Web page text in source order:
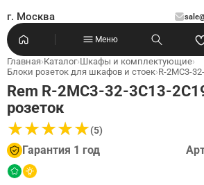
г. Москва
Меню
Главная›Каталог›Шкафы и комплектующие›
Блоки розеток для шкафов и стоек›R-2MC3-
Rem R-2MC3-32-3C13-
розеток
★★★★★
★★★★★(5)
Гарантия 1 год